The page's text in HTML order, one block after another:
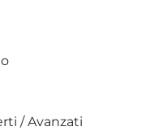
/ Avanzati